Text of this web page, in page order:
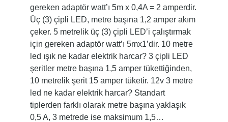
gereken adaptör watt’ı 5m x 0,4A = 2 amperdir.
Üç (3) çipli LED, metre başına 1,2 amper akım
çeker. 5 metrelik üç (3) çipli LED’i çalıştırmak
için gereken adaptör watt’ı 5mx1’dir. 10 metre
led ışık ne kadar elektrik harcar? 3 çipli LED
şeritler metre başına 1,5 amper tükettiğinden,
10 metrelik şerit 15 amper tüketir. 12v 3 metre
led ne kadar elektrik harcar? Standart
tiplerden farklı olarak metre başına yaklaşık
0,5 A, 3 metrede ise maksimum 1,5…